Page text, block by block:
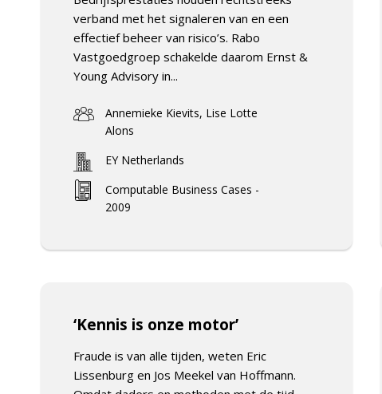
verband met het signaleren van en een
effectief beheer van risico’s. Rabo
Vastgoedgroep schakelde daarom Ernst &
Young Advisory in...
Annemieke Kievits, Lise Lotte
Alons
EY Netherlands
Computable Business Cases -
2009
‘Kennis is onze motor’
Fraude is van alle tijden, weten Eric
Lissenburg en Jos Meekel van Hoffmann.